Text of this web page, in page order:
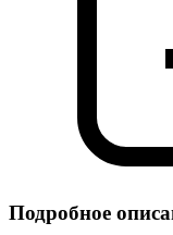
Подробное